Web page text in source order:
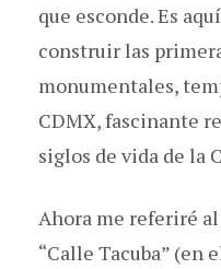
que esconde. Es
construir las
monumentales,
CDMX, fascinante
siglos de vida de la
Ahora me referiré
“Calle Tacuba” (en